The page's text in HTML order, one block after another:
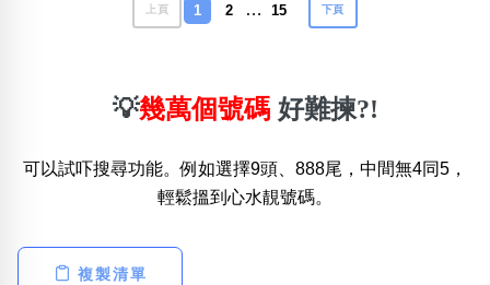
上頁 1 2 … 15 下頁
💡幾萬個號碼 好難揀?!
可以試吓搜尋功能。例如選擇9頭、888尾，中間無4同5，
輕鬆搵到心水靚號碼。
複製清單